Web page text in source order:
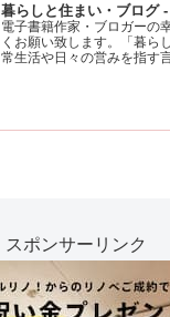
暮らしと住まい・ブログ
電子書籍作家・ブロガーの
くお願い致します。「暮ら
常生活や日々の営みを指す
スポンサーリンク